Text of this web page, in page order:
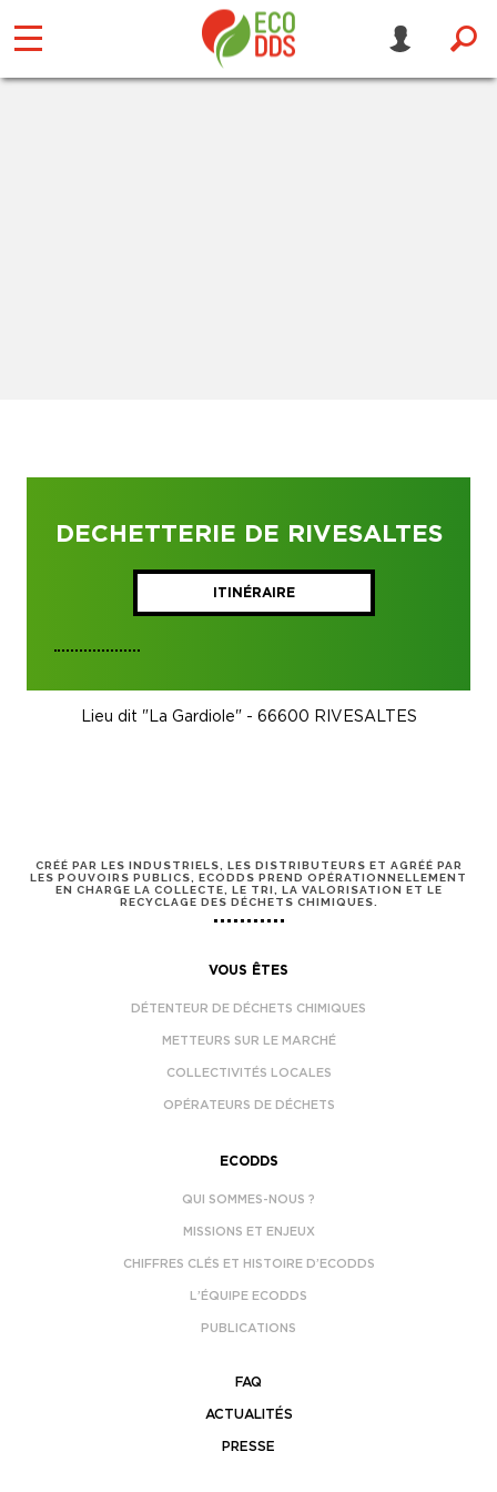
DECHETTERIE DE RIVESALTES
ITINÉRAIRE
Lieu dit "La Gardiole" - 66600 RIVESALTES
CRÉÉ PAR LES INDUSTRIELS, LES DISTRIBUTEURS ET AGRÉÉ PAR
LES POUVOIRS PUBLICS, ECODDS PREND OPÉRATIONNELLEMENT
EN CHARGE LA COLLECTE, LE TRI, LA VALORISATION ET LE
RECYCLAGE DES DÉCHETS CHIMIQUES.
VOUS ÊTES
DÉTENTEUR DE DÉCHETS CHIMIQUES
METTEURS SUR LE MARCHÉ
COLLECTIVITÉS LOCALES
OPÉRATEURS DE DÉCHETS
ECODDS
QUI SOMMES-NOUS ?
MISSIONS ET ENJEUX
CHIFFRES CLÉS ET HISTOIRE D’ECODDS
L’ÉQUIPE ECODDS
PUBLICATIONS
FAQ
ACTUALITÉS
PRESSE